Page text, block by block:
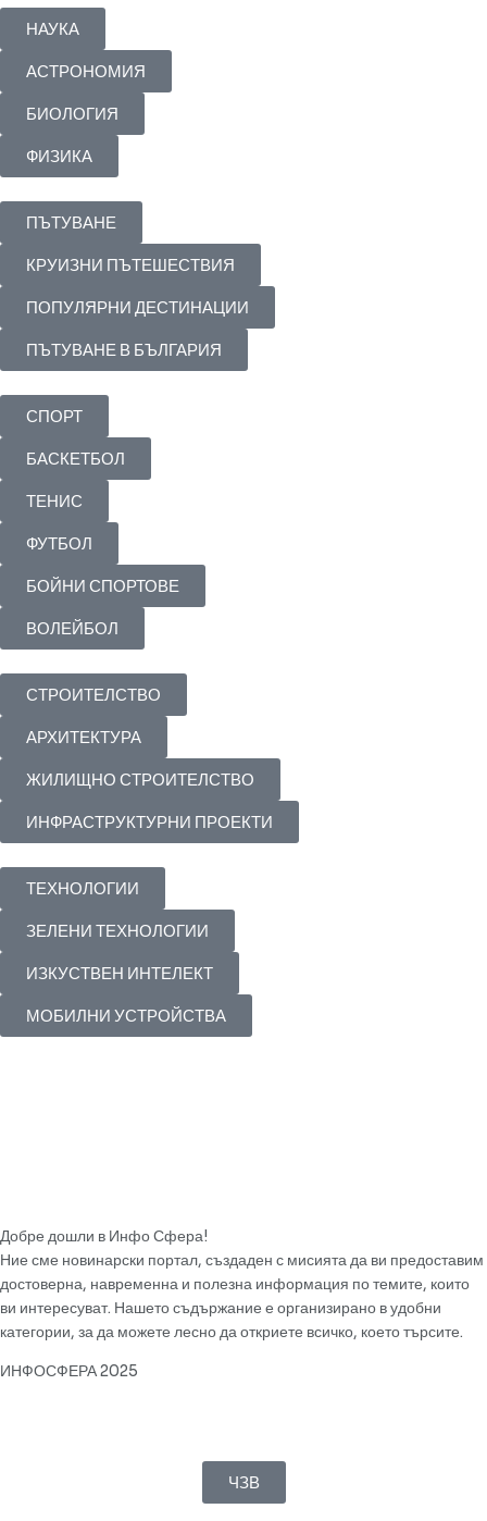
НАУКА
АСТРОНОМИЯ
БИОЛОГИЯ
ФИЗИКА
ПЪТУВАНЕ
КРУИЗНИ ПЪТЕШЕСТВИЯ
ПОПУЛЯРНИ ДЕСТИНАЦИИ
ПЪТУВАНЕ В БЪЛГАРИЯ
СПОРТ
БАСКЕТБОЛ
ТЕНИС
ФУТБОЛ
БОЙНИ СПОРТОВЕ
ВОЛЕЙБОЛ
СТРОИТЕЛСТВО
АРХИТЕКТУРА
ЖИЛИЩНО СТРОИТЕЛСТВО
ИНФРАСТРУКТУРНИ ПРОЕКТИ
ТЕХНОЛОГИИ
ЗЕЛЕНИ ТЕХНОЛОГИИ
ИЗКУСТВЕН ИНТЕЛЕКТ
МОБИЛНИ УСТРОЙСТВА
Добре дошли в Инфо Сфера!
Ние сме новинарски портал, създаден с мисията да ви предоставим
достоверна, навременна и полезна информация по темите, които
ви интересуват. Нашето съдържание е организирано в удобни
категории, за да можете лесно да откриете всичко, което търсите.
ИНФОСФЕРА 2025
ЧЗВ